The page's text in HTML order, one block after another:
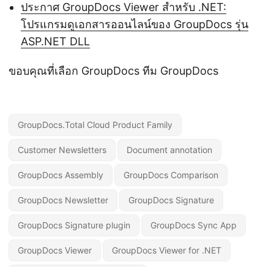
ประกาศ GroupDocs Viewer สำหรับ .NET:
โปรแกรมดูเอกสารออนไลน์ของ GroupDocs รุ่น
ASP.NET DLL
ขอบคุณที่เลือก GroupDocs ทีม GroupDocs
GroupDocs.Total Cloud Product Family
Customer Newsletters Document annotation
GroupDocs Assembly GroupDocs Comparison
GroupDocs Newsletter GroupDocs Signature
GroupDocs Signature plugin GroupDocs Sync App
GroupDocs Viewer GroupDocs Viewer for .NET